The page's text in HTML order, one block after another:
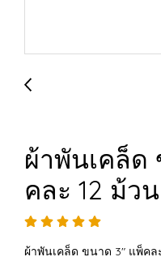
ผ้าพันเคล็ด
คละ 12 ม้วน
ผ้าพันเคล็ด ขนาด 3" แพ็คล